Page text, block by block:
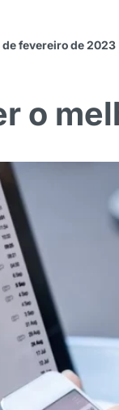
fevereiro de 2023
o